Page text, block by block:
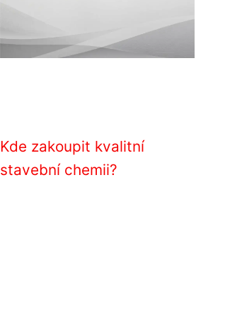
Kde zakoupit kvalitní
stavební chemii?